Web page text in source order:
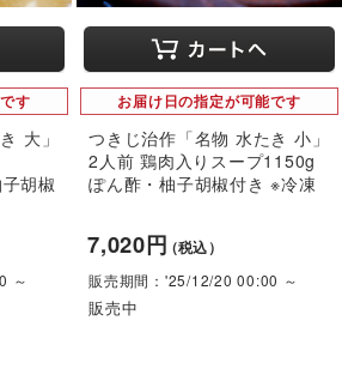
す
大」
胡椒
～
お届け日の指定が可能です
つきじ治作「名物 水たき 小」
2人前 鶏肉入りスープ1150g
ぽん酢・柚子胡椒付き ※冷凍
7,020円（税込）
販売期間：'25/12/20 00:00 ～
販売中